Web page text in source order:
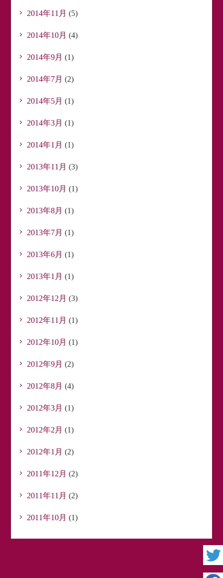
2014年11月 (5)
2014年10月 (4)
2014年9月 (1)
2014年7月 (2)
2014年5月 (1)
2014年3月 (1)
2014年1月 (1)
2013年11月 (3)
2013年10月 (1)
2013年8月 (1)
2013年7月 (1)
2013年6月 (1)
2013年1月 (1)
2012年12月 (3)
2012年11月 (1)
2012年10月 (1)
2012年9月 (2)
2012年8月 (4)
2012年3月 (1)
2012年2月 (1)
2012年1月 (2)
2011年12月 (2)
2011年11月 (2)
2011年10月 (1)